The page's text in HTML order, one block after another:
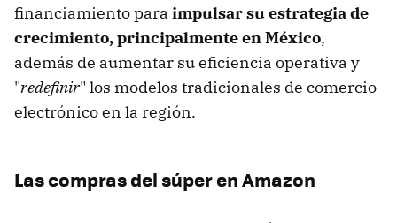
financiamiento para impulsar su estrategia de
crecimiento, principalmente en México,
además de aumentar su eficiencia operativa y
"redefinir" los modelos tradicionales de comercio
electrónico en la región.
Las compras del súper en Amazon